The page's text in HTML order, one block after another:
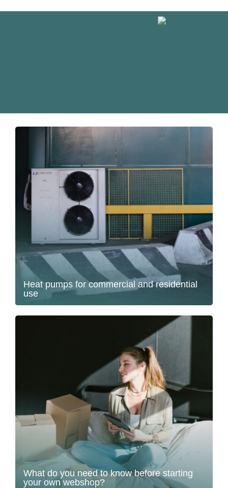
Heat pumps for commercial and residential
use
What do you need to know before starting
your own webshop?